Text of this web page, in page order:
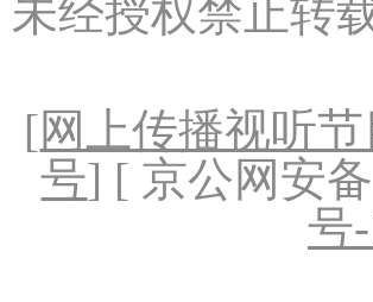
未经授权禁止转
[网上传播视听
号] [ 京公网安
号